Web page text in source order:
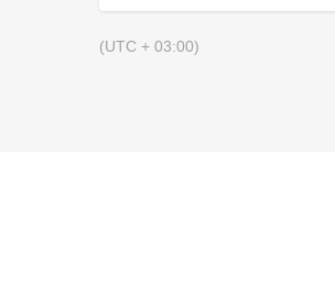
(UTC + 03:00)